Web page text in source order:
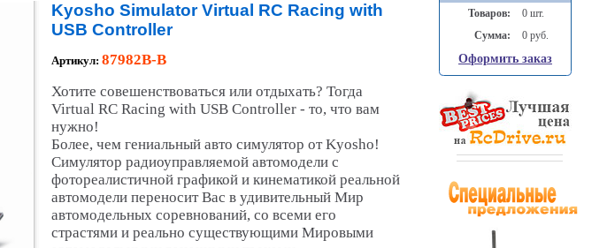
Kyosho Simulator Virtual RC Racing with
USB Controller
Артикул: 87982B-B
Хотите совешенствоваться или отдыхать? Тогда
Virtual RC Racing with USB Controller - то, что вам
нужно!
Более, чем гениальный авто симулятор от Kyosho!
Симулятор радиоуправляемой автомодели с
фотореалистичной графикой и кинематикой реальной
автомодели переносит Вас в удивительный Мир
автомодельных соревнований, со всеми его
страстями и реально существующими Мировыми
Товаров:
0 шт.
Сумма:
0 руб.
Оформить заказ